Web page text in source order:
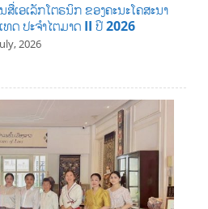
ເອເລັກໂຕຣນິກ ຂອງຄະນະໂຄສະນາ
ດ ປະຈໍາໄຕມາດ II ປີ 2026
2026